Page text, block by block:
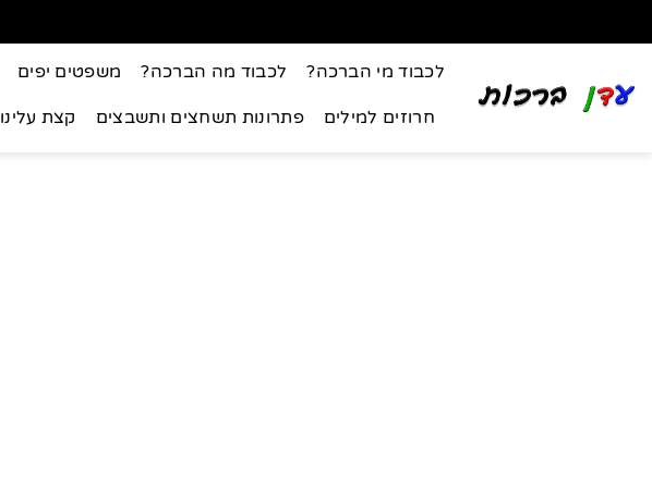
לכבוד מי הברכה? לכבוד מה הברכה? משפטים יפים
חרוזים למילים פתרונות תשחצים ותשבצים קצת עלינו